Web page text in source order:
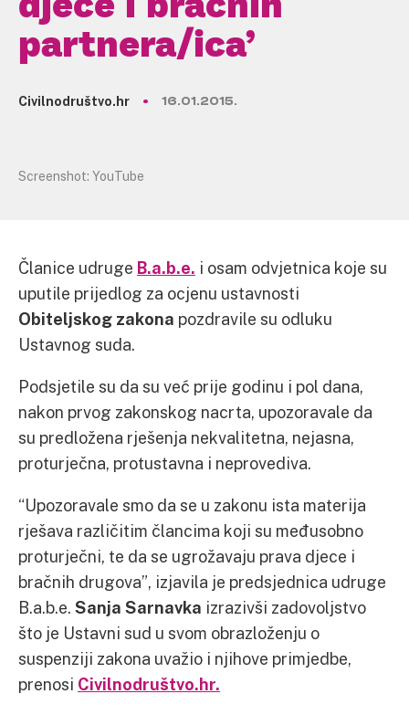
partnera/ica’
Civilnodruštvo.hr 16.01.2015.
Screenshot: YouTube
Članice udruge B.a.b.e. i osam odvjetnica koje su
uputile prijedlog za ocjenu ustavnosti
Obiteljskog zakona pozdravile su odluku
Ustavnog suda.
Podsjetile su da su već prije godinu i pol dana,
nakon prvog zakonskog nacrta, upozoravale da
su predložena rješenja nekvalitetna, nejasna,
proturječna, protustavna i neprovediva.
“Upozoravale smo da se u zakonu ista materija
rješava različitim člancima koji su međusobno
proturječni, te da se ugrožavaju prava djece i
bračnih drugova”, izjavila je predsjednica udruge
B.a.b.e. Sanja Sarnavka izrazivši zadovoljstvo
što je Ustavni sud u svom obrazloženju o
suspenziji zakona uvažio i njihove primjedbe,
prenosi Civilnodruštvo.hr.